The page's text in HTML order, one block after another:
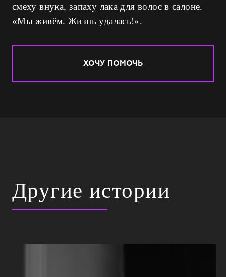
смеху внука, запаху лака для волос в салоне.
«Мы живём. Жизнь удалась!».
ХОЧУ ПОМОЧЬ
Другие истории